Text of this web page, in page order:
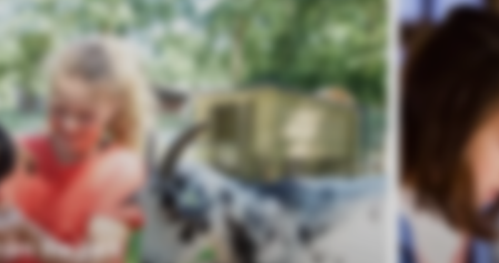
the park